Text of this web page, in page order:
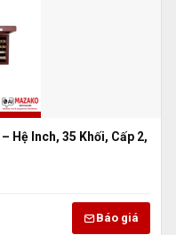
Hệ Inch, 35 Khối, Cấp 2,
Báo giá